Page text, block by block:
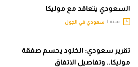
السعودي يتعاقد مع موليكا
سنه | سعودي في الجول
تقرير سعودي: الخلود يحسم صفقة
موليكا.. وتفاصيل الاتفاق